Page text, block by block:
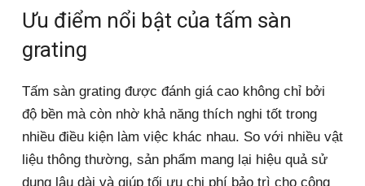
Ưu điểm nổi bật của tấm sàn
grating
Tấm sàn grating được đánh giá cao không chỉ bởi
độ bền mà còn nhờ khả năng thích nghi tốt trong
nhiều điều kiện làm việc khác nhau. So với nhiều vật
liệu thông thường, sản phẩm mang lại hiệu quả sử
dụng lâu dài và giúp tối ưu chi phí bảo trì cho công